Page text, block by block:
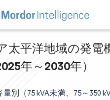
太平洋地域の発電
年～2030年）
量別（75 kVA未満、75～350